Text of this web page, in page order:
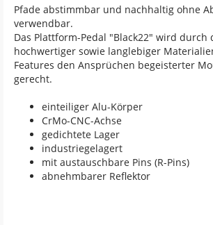
Pfade abstimmbar und nachhaltig ohne
verwendbar.
Das Plattform-Pedal "Black22" wird durch
hochwertiger sowie langlebiger
Features den Ansprüchen begeisterter
gerecht.
einteiliger Alu-Körper
CrMo-CNC-Achse
gedichtete Lager
industriegelagert
mit austauschbare Pins (R-Pins)
abnehmbarer Reflektor